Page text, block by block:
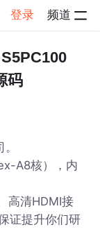
登录 频道
码
A8核），内
高清HDMI接
证提升你们研